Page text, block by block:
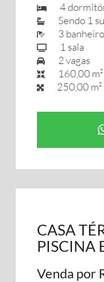
4
Sendo 1
3
1 sala
2 vagas
160,00 m²
250,00 m²
CASA
PISCINA
Venda por